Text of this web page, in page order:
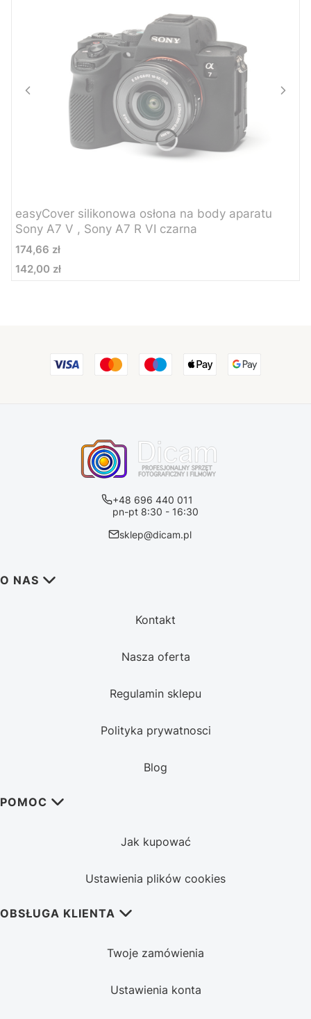
easyCover silikonowa osłona na body aparatu
Sony A7 V , Sony A7 R VI czarna
Cena
174,66 zł
Cena
142,00 zł
+48 696 440 011
pn-pt 8:30 - 16:30
sklep@dicam.pl
Linki w stopce
O NAS
Kontakt
Nasza oferta
Regulamin sklepu
Polityka prywatnosci
Blog
POMOC
Jak kupować
Ustawienia plików cookies
OBSŁUGA KLIENTA
Twoje zamówienia
Ustawienia konta